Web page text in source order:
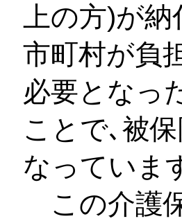
上の方)が
市町村が負
必要となっ
ことで､被
なっていま
この介護